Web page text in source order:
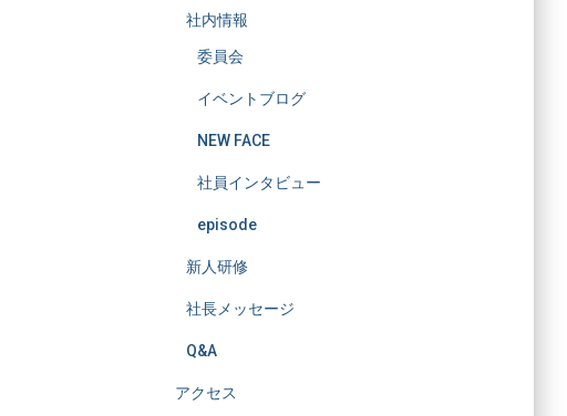
社内情報
委員会
イベントブログ
NEW FACE
社員インタビュー
episode
新人研修
社長メッセージ
Q&A
アクセス